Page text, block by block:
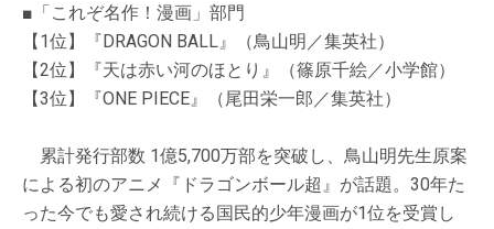
■「これぞ名作！漫画」部門
【1位】『DRAGON BALL』（鳥山明／集英社）
【2位】『天は赤い河のほとり』（篠原千絵／小学館）
【3位】『ONE PIECE』（尾田栄一郎／集英社）
累計発行部数 1億5,700万部を突破し、鳥山明先生原案
による初のアニメ『ドラゴンボール超』が話題。30年た
った今でも愛され続ける国民的少年漫画が1位を受賞し